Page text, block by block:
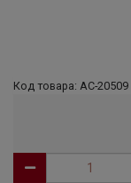
Код товара: АС-20509